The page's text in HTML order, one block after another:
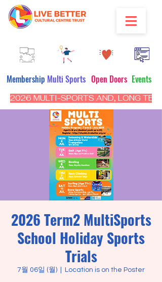
Multi Sports Open Doors Events
Membership
2026 MULTI-SPORTS AND, LONG
2026 Term2 MultiSports
School Holiday Sports
Trials
7월 06일 (월) Location is on the Poster